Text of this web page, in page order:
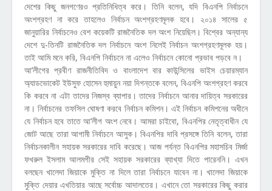
দেশের কিছু জনগণেরও প্রতিনিধিত্ব করে। তিনি বলেন, যদি বিএনপি নির্বাচনে
অংশগ্রহণ না করে তাহলেও নির্বাচন অংশগ্রহণমূলক হবে। ২০১৪ সালের ৫
জানুয়ারির নির্বাচনেও বেশ কয়েকটি রাজনৈতিক দল অংশ নিয়েছিল। বিশ্বের অন্যান্য
দেশে দু-তিনটি রাজনৈতিক দল নির্বাচনে অংশ নিলেই নির্বাচন অংশগ্রহণমূলক হয়।
তাই আমি মনে করি, বিএনপি নির্বাচনে না এলেও নির্বাচনে কোনো প্রভাব পড়বে ন।
আ’লীগের প্রবীণ রাজনীতিবিদ ও বাংলাদেশ বার কাউন্সিলের ভাইস চেয়ারম্যান
অ্যাডভোকেট ইউসুফ হোসেন হুমায়ুন নয়া দিগন্তকে বলেন, বিএনপি অংশগ্রহণ করবে
কি করবে না এটা তাদের নিজস্ব ব্যাপার। তাদের নির্বাচনে আনার দায়িত্ব সরকারের
না। নির্বাচনের তফসিল ঘোষণা করবে নির্বাচন কমিশন। এই নির্বাচন কমিশনের অধীনে
যে নির্বাচন হবে তাতে আ’লীগ অংশ নেবে। আমরা চাইবো, বিএনপির নেতৃত্বাধীন যে
জোট আছে তারা আগামী নির্বাচনে আসুক। বিএনপির দাবি প্রসঙ্গে তিনি বলেন, তারা
নির্বাচনকালীন সহায়ক সরকারের দাবি করেছে। আজ পর্যন্ত বিএনপির মহাসচিব মির্জা
ফখরুল ইসলাম আলমগীর সেই সহায়ক সরকারের ব্যাখ্যা দিতে পারেননি। এখন
বলছেন খালেদা জিয়াকে মুক্তি না দিলে তারা নির্বাচনে যাবেন না। খালেদা জিয়াকে
মুক্তি দেয়ার এখতিয়ার আছে সর্বোচ্চ আদালতের। এখানে তো সরকারের কিছু করার